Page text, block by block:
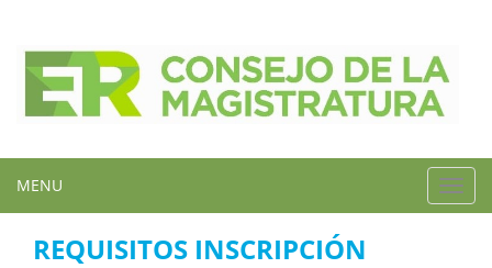
MENU
REQUISITOS INSCRIPCIÓN